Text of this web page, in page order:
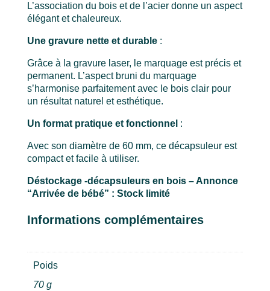
L’association du bois et de l’acier donne un aspect
élégant et chaleureux.
Une gravure nette et durable :
Grâce à la gravure laser, le marquage est précis et
permanent. L’aspect bruni du marquage
s’harmonise parfaitement avec le bois clair pour
un résultat naturel et esthétique.
Un format pratique et fonctionnel :
Avec son diamètre de 60 mm, ce décapsuleur est
compact et facile à utiliser.
Déstockage -décapsuleurs en bois – Annonce
“Arrivée de bébé” : Stock limité
Informations complémentaires
Poids
70 g